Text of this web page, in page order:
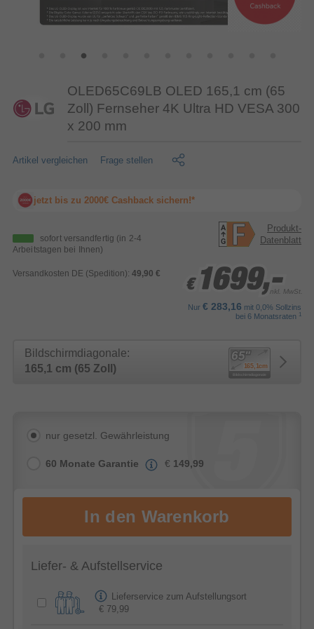
OLED65C69LB OLED 165,1 cm (65
Zoll) Fernseher 4K Ultra HD VESA 300
x 200 mm
Artikel vergleichen Frage stellen
jetzt bis zu 2000€ Cashback sichern!*
sofort versandfertig (in 2-4
Arbeitstagen bei Ihnen)
Versandkosten DE (Spedition): 49,90 €
Produkt-
Datenblatt
€ 1699,-
€ 1699,-
€ 1699,-inkl. MwSt.
Nur € 283,16 mit 0,0% Sollzins
bei 6 Monatsraten 1
Bildschirmdiagonale:
165,1 cm (65 Zoll)
nur gesetzl. Gewährleistung
60 Monate Garantie € 149,99
Liefer- & Aufstellservice
Lieferservice zum Aufstellungsort
€ 79,99